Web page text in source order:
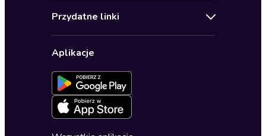
Biznes, marketing, ekonomia
Dla młodzieży
Regulamin
Ustawienia prywatności
Formularz zgłaszania nielegalnych treści
Deklaracja dostępności
Karnety
Karty upominkowe
Oferta dla firm i bibliotek
Przydatne linki
Dołącz do newslettera
Blog
Zapowiedzi
Cykle audiobooków
Aplikacje